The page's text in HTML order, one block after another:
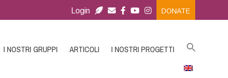
Login DONATE
I NOSTRI GRUPPI ARTICOLI I NOSTRI PROGETTI